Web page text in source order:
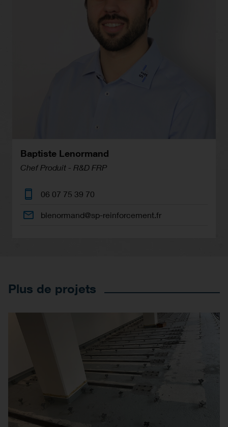
Baptiste Lenormand
Chef Produit - R&D FRP
06 07 75 39 70
blenormand@sp-reinforcement.fr
Plus de projets